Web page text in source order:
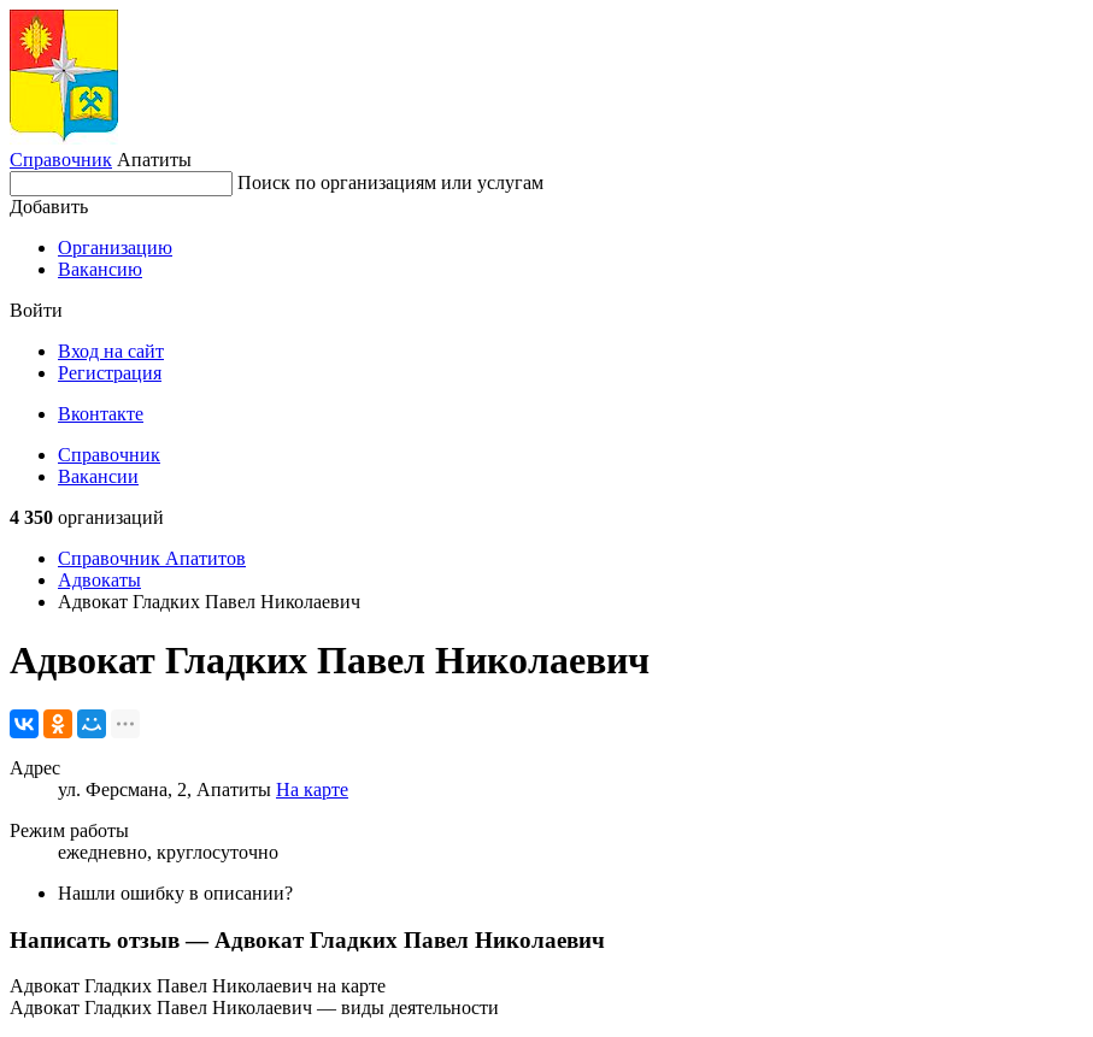
Справочник Апатиты
Поиск по организациям или услугам
Добавить
Организацию
Вакансию
Войти
Вход на сайт
Регистрация
Вконтакте
Справочник
Вакансии
4 350 организаций
Справочник Апатитов
Адвокаты
Адвокат Гладких Павел Николаевич
Адвокат Гладких Павел Николаевич
Адрес
ул. Ферсмана, 2, Апатиты На карте
Режим работы
ежедневно, круглосуточно
Нашли ошибку в описании?
Написать отзыв— Адвокат Гладких Павел Николаевич
Адвокат Гладких Павел Николаевич на карте
Адвокат Гладких Павел Николаевич — виды деятельности